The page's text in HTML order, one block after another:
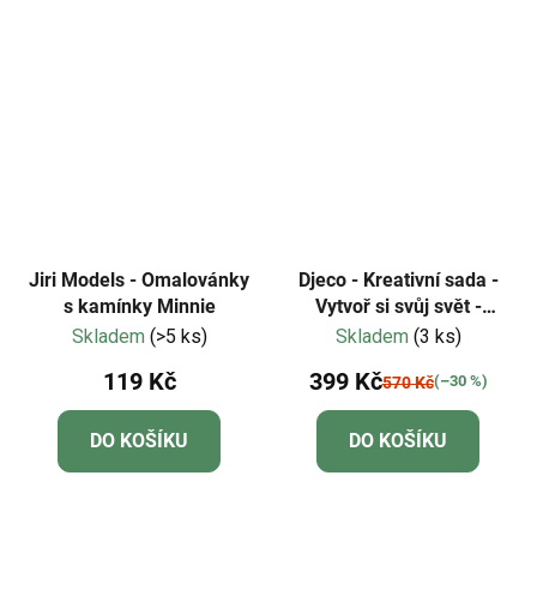
Jiri Models - Omalovánky
s kamínky Minnie
Skladem (>5 ks)
119 Kč
DO KOŠÍKU
Djeco - Kreativní sada -
Vytvoř si svůj svět -
Zvířátka
Skladem (3 ks)
399 Kč570 Kč(–30 %)
DO KOŠÍKU